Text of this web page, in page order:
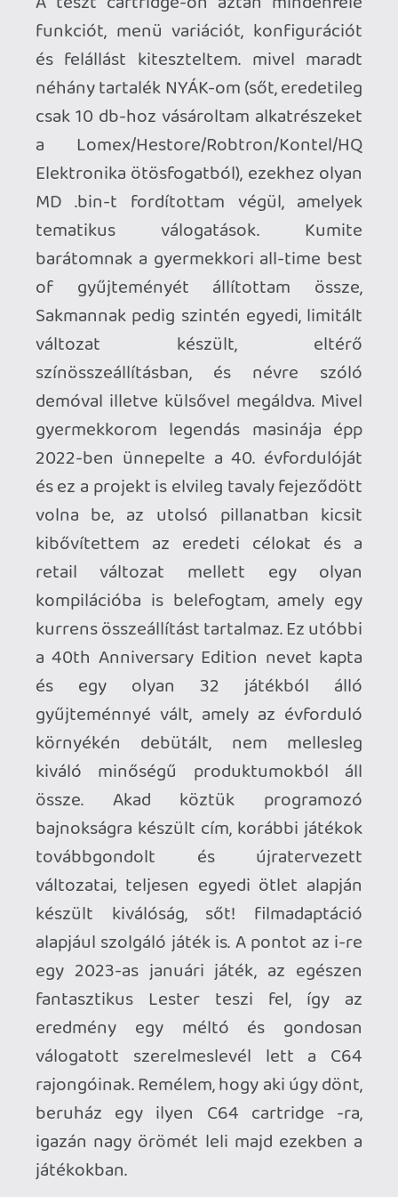
Mikor ezzel elkészültem, elkezdtem
végre a külcsínnel is foglalkozni és a
megfelelő dobozméret kiválasztásra /
lerendelése után kitaláltam, hogy egy
kívülről ráhúzható Retroid dizájnú paper
sleeve-el csinosítom ki a Retroid
Starcade Game Vault cartridge-omat.
Ehhez kicsit felevenítettem a
vektorgrafikás tapasztalataimat még
abból az időszakból, amikor a Retroid
Starcade árkád játékgépemet
dizájnoltam kicsit át és Illustratorban
néhány este alatt elkészült az a minimál
dizájn, amelyhez végül a klasszikus ’80-as
és ’90-es években jellemző banális és
túlzó szövegezést is kitaláltam. A
betűtípust kicsit cartoon-style-ra
vettem, az ingyenes Zig font típust
torzítottam el, amelyhez aztán
utólagosan kitaláltam a hátoldal
mintajátékait és az azokat körbefoglaló
klasszikus CRT bezel-eket is. A dolog
érdekessége, hogy minden egyes verzió
eltérő szövegezést és háttérgrafikát
kapott, így tényleg egyedi változatok
születtek. A C64 cartridge -okhoz
természetesen egy, az adott kiadáshoz
passzoló általános leírás, ismertető,
játéklista és technikai áttekintő is
készült, amelyek szintúgy helyet kaptak a
dobozban.
3D PRINT
Elkészült hát nagyjából minden, kivéve a
burkolatot – ez volt az utolsó lépcső és
itt valóban sokat gondolkodtam azon,
hogy végül milyen cartridge shell-t
készítsek/vásároljak az így elkészült
projektemhez. Azt tudtam, hogy
mindenképp plasztik házat szeretnék, így